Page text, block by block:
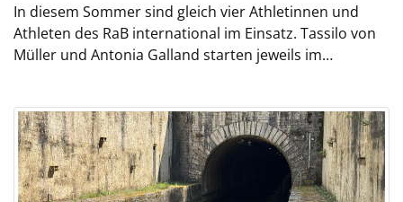
In diesem Sommer sind gleich vier Athletinnen und
Athleten des RaB international im Einsatz. Tassilo von
Müller und Antonia Galland starten jeweils im…